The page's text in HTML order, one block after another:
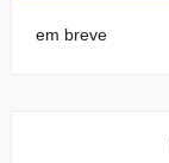
em breve